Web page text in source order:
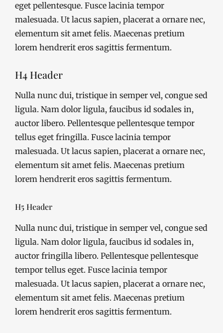
eget pellentesque. Fusce lacinia tempor
malesuada. Ut lacus sapien, placerat a ornare nec,
elementum sit amet felis. Maecenas pretium
lorem hendrerit eros sagittis fermentum.
H4 Header
Nulla nunc dui, tristique in semper vel, congue sed
ligula. Nam dolor ligula, faucibus id sodales in,
auctor libero. Pellentesque pellentesque tempor
tellus eget fringilla. Fusce lacinia tempor
malesuada. Ut lacus sapien, placerat a ornare nec,
elementum sit amet felis. Maecenas pretium
lorem hendrerit eros sagittis fermentum.
H5 Header
Nulla nunc dui, tristique in semper vel, congue sed
ligula. Nam dolor ligula, faucibus id sodales in,
auctor fringilla libero. Pellentesque pellentesque
tempor tellus eget. Fusce lacinia tempor
malesuada. Ut lacus sapien, placerat a ornare nec,
elementum sit amet felis. Maecenas pretium
lorem hendrerit eros sagittis fermentum.